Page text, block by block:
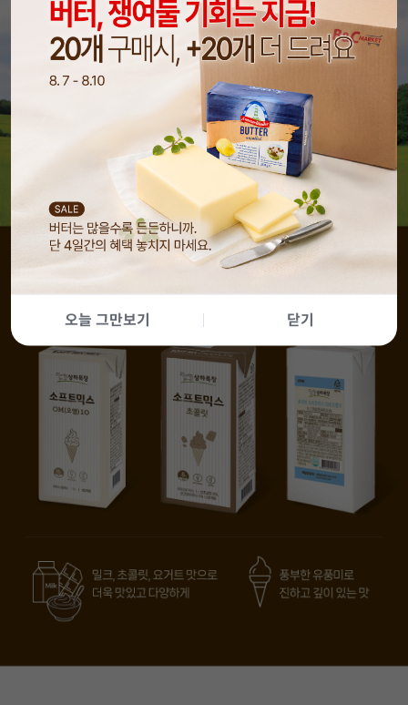
오늘 그만보기 닫기